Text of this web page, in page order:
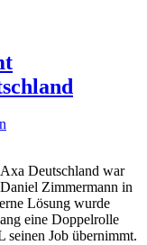
Deutschland war
Zimmermann in
Lösung wurde
eine Doppelrolle
Job übernimmt.